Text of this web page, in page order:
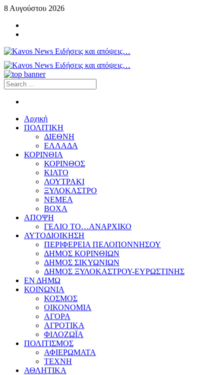
8 Αυγούστου 2026
Αρχική
ΠΟΛΙΤΙΚΗ
ΔΙΕΘΝΗ
ΕΛΛΑΔΑ
ΚΟΡΙΝΘΙΑ
ΚΟΡΙΝΘΟΣ
ΚΙΑΤΟ
ΛΟΥΤΡΑΚΙ
ΞΥΛΟΚΑΣΤΡΟ
ΝΕΜΕΑ
ΒΟΧΑ
ΑΠΟΨΗ
ΓΕΛΙΟ ΤΟ…ΑΝΑΡΧΙΚΟ
ΑΥΤΟΔΙΟΙΚΗΣΗ
ΠΕΡΙΦΕΡΕΙΑ ΠΕΛΟΠΟΝΝΗΣΟΥ
ΔΗΜΟΣ ΚΟΡΙΝΘΙΩΝ
ΔΗΜΟΣ ΣΙΚΥΩΝΙΩΝ
ΔΗΜΟΣ ΞΥΛΟΚΑΣΤΡΟΥ-ΕΥΡΩΣΤΙΝΗΣ
ΕΝ ΔΗΜΩ
ΚΟΙΝΩΝΙΑ
ΚΟΣΜΟΣ
ΟΙΚΟΝΟΜΙΑ
ΑΓΟΡΑ
ΑΓΡΟΤΙΚΑ
ΦΙΛΟΖΩΪΑ
ΠΟΛΙΤΙΣΜΟΣ
ΑΦΙΕΡΩΜΑΤΑ
ΤΕΧΝΗ
ΑΘΛΗΤΙΚΑ